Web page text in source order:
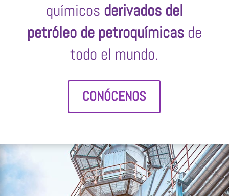
químicos derivados del
petróleo de petroquímicasde
todo el mundo.
CONÓCENOS